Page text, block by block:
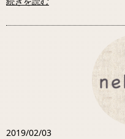
2019/02/03